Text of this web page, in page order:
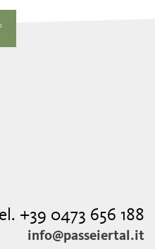
+39 0473 656 188
info@passeiertal.it